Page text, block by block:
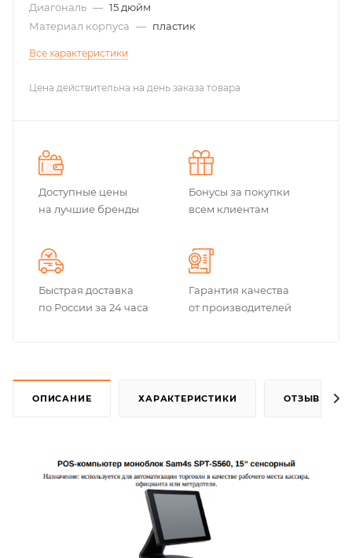
Диагональ — 15 дюйм
Материал корпуса — пластик
Все характеристики
Цена действительна на день заказа товара
Доступные цены
на лучшие бренды
Бонусы за покупки
всем клиентам
Быстрая доставка
по России за 24 часа
Гарантия качества
от производителей
ОПИСАНИЕ ХАРАКТЕРИСТИКИ ОТЗЫВЫ